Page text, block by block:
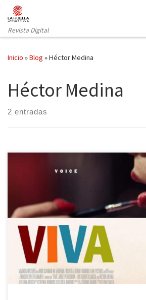
Saltar al contenido
Revista Digital
Inicio »Blog »Héctor Medina
Héctor Medina
2 entradas
Con el verano llega el calor, llegan los días
final del mes de junio. Para ser exactos el 28
que se celebra el día del Orgullo LGTB y
Madrid se llenen de gente proclamando a […]